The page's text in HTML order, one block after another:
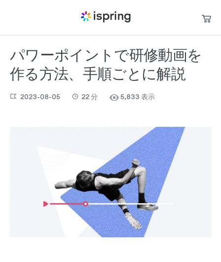
製品
パートナー
お問い合わせ
+1 800 640 0868
sales@ispring.jp
買い物かご
私のアカウント
パワーポイントで研修動画を
作る方法、手順ごとに解説
2023-08-05 22分 5,833 表示